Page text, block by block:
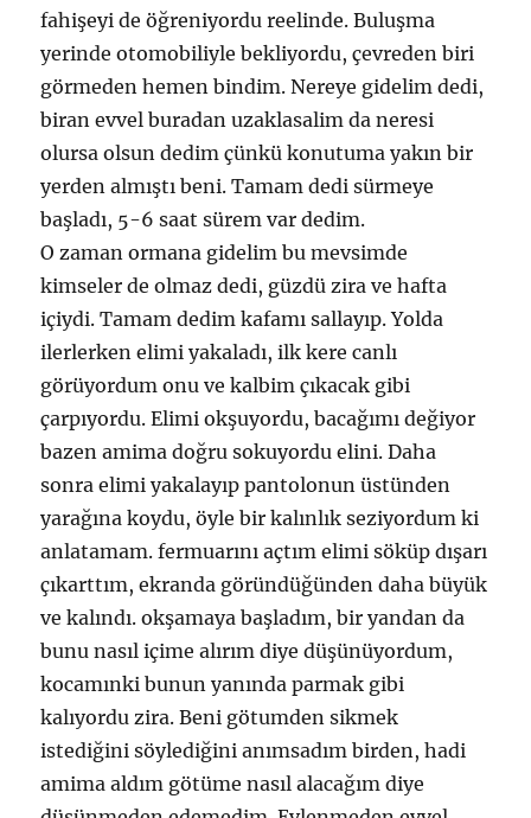
fahişeyi de öğreniyordu reelinde. Buluşma
yerinde otomobiliyle bekliyordu, çevreden biri
görmeden hemen bindim. Nereye gidelim dedi,
biran evvel buradan uzaklasalim da neresi
olursa olsun dedim çünkü konutuma yakın bir
yerden almıştı beni. Tamam dedi sürmeye
başladı, 5-6 saat sürem var dedim.
O zaman ormana gidelim bu mevsimde
kimseler de olmaz dedi, güzdü zira ve hafta
içiydi. Tamam dedim kafamı sallayıp. Yolda
ilerlerken elimi yakaladı, ilk kere canlı
görüyordum onu ve kalbim çıkacak gibi
çarpıyordu. Elimi okşuyordu, bacağımı değiyor
bazen amima doğru sokuyordu elini. Daha
sonra elimi yakalayıp pantolonun üstünden
yarağına koydu, öyle bir kalınlık seziyordum ki
anlatamam. fermuarını açtım elimi söküp dışarı
çıkarttım, ekranda göründüğünden daha büyük
ve kalındı. okşamaya başladım, bir yandan da
bunu nasıl içime alırım diye düşünüyordum,
kocamınki bunun yanında parmak gibi
kalıyordu zira. Beni götumden sikmek
istediğini söylediğini anımsadım birden, hadi
amima aldım götüme nasıl alacağım diye